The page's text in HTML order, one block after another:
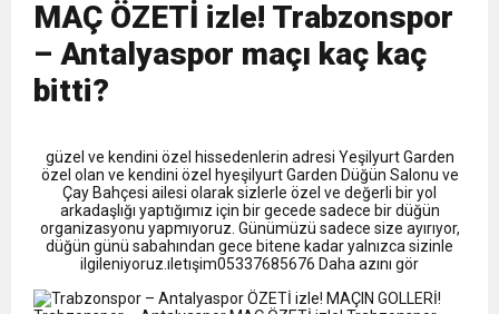
12:20 Faruk Koc Aslında Davacı Neden Gözaltında ;
MAÇ ÖZETİ izle! Trabzonspor
– Antalyaspor maçı kaç kaç
bitti?
güzel ve kendini özel hissedenlerin adresi Yeşilyurt Garden
özel olan ve kendini özel hyeşilyurt Garden Düğün Salonu ve
Çay Bahçesi ailesi olarak sizlerle özel ve değerli bir yol
arkadaşlığı yaptığımız için bir gecede sadece bir düğün
organizasyonu yapmıyoruz. Günümüzü sadece size ayırıyor,
düğün günü sabahından gece bitene kadar yalnızca sizinle
ilgileniyoruz.ıletışim05337685676 Daha azını gör